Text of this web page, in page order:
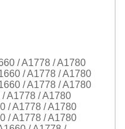
/ A1778 / A1780
/ A1778 / A1780
/ A1778 / A1780
A1778 / A1780
/ A1778 / A1780
/ A1778 / A1780